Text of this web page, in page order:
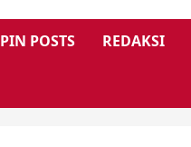
PIN POSTS REDAKSI